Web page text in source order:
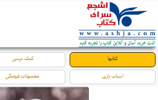
کتابها کمک درسی
اسباب بازی محصولات فرهنگی